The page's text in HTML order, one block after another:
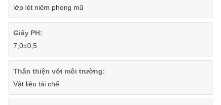
lớp lót niêm phong mũ
Giấy PH:
7,0±0,5
Thân thiện với môi trường:
Vật liệu tái chế